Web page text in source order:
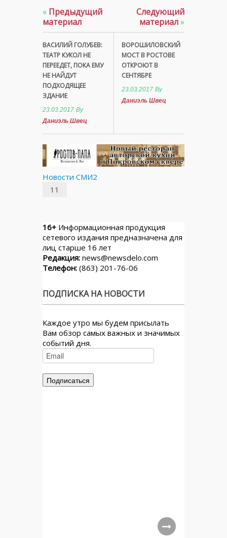
« Предыдущий
материал
ВАСИЛИЙ ГОЛУБЕВ:
ТЕАТР КУКОЛ НЕ
ПЕРЕЕДЕТ, ПОКА ЕМУ
НЕ НАЙДУТ
ПОДХОДЯЩЕЕ
ЗДАНИЕ
23.03.2017 By
Даниэль Швец
Следующий
материал»
ВОРОШИЛОВСКИЙ
МОСТ В РОСТОВЕ
ОТКРОЮТ В
СЕНТЯБРЕ
23.03.2017 By
Даниэль Швец
Новости СМИ2
11
16+ Информационная продукция
сетевого издания предназначена для
лиц старше 16 лет
Редакция: news@newsdelo.com
Телефон: (863) 201-76-06
ПОДПИСКА НА НОВОСТИ
Каждое утро мы будем присылать
Вам обзор самых важных и значимых
событий дня.